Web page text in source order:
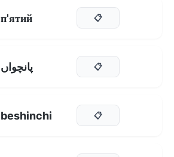
п'ятий 📋
پانچواں 📋
beshinchi 📋